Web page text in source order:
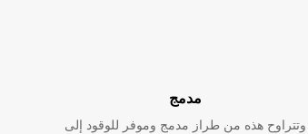
مدمج
وتتراوح هذه من طراز مدمج وموفر للوقود إلى